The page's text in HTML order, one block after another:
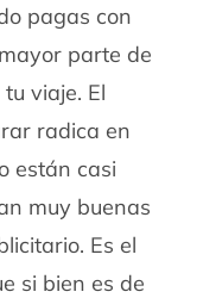
pagas con
parte de
viaje. El
radica en
están casi
muy buenas
Es el
si bien es de